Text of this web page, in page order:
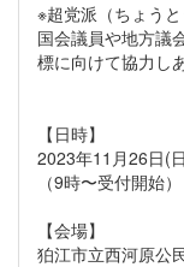
※超党派（ちょうと
国会議員や地方議
標に向けて協力し
【日時】
2023年11月26日(
（9時〜受付開始）
【会場】
狛江市立西河原